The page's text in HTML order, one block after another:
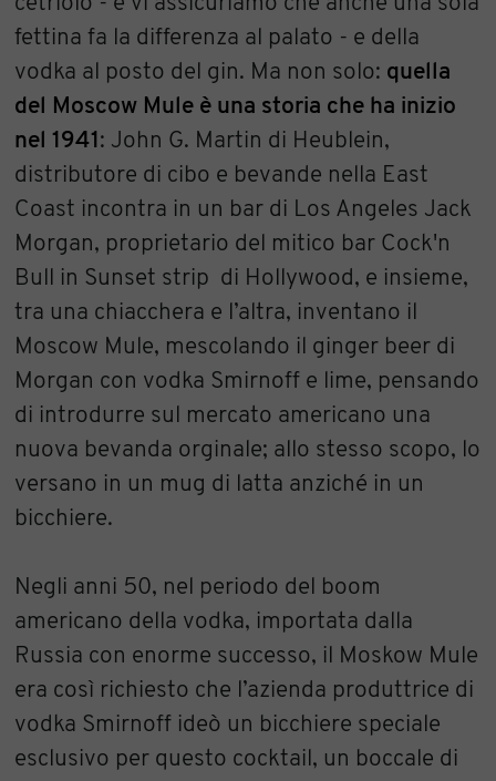
fettina fa la differenza al palato - e della
vodka al posto del gin. Ma non solo: quella
del Moscow Mule è una storia che ha inizio
nel 1941 : John G. Martin di Heublein,
distributore di cibo e bevande nella East
Coast incontra in un bar di Los Angeles Jack
Morgan, proprietario del mitico bar Cock'n
Bull in Sunset strip di Hollywood, e insieme,
tra una chiacchera e l’altra, inventano il
Moscow Mule, mescolando il ginger beer di
Morgan con vodka Smirnoff e lime, pensando
di introdurre sul mercato americano una
nuova bevanda orginale; allo stesso scopo, lo
versano in un mug di latta anziché in un
bicchiere.
Negli anni 50, nel periodo del boom
americano della vodka, importata dalla
Russia con enorme successo, il Moskow Mule
era così richiesto che l’azienda produttrice di
vodka Smirnoff ideò un bicchiere speciale
esclusivo per questo cocktail, un boccale di